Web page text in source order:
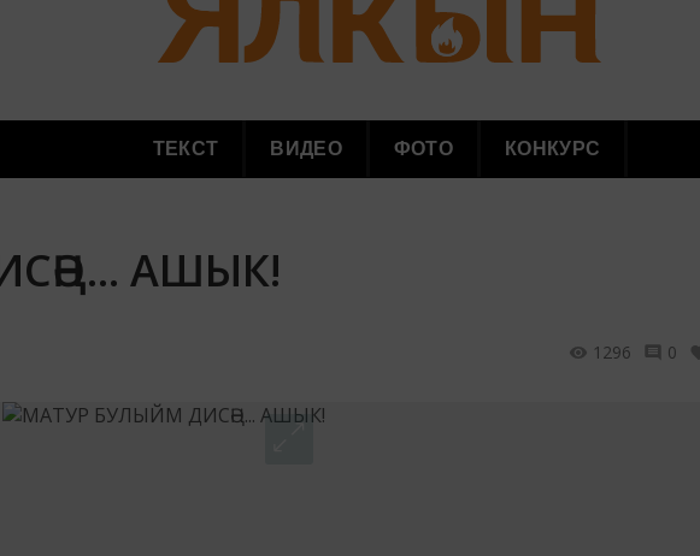
ТЕКСТ ВИДЕО ФОТО КОНКУРС
АШЫК!
1296 0